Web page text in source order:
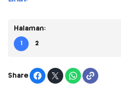
Halaman:
1 2
Share